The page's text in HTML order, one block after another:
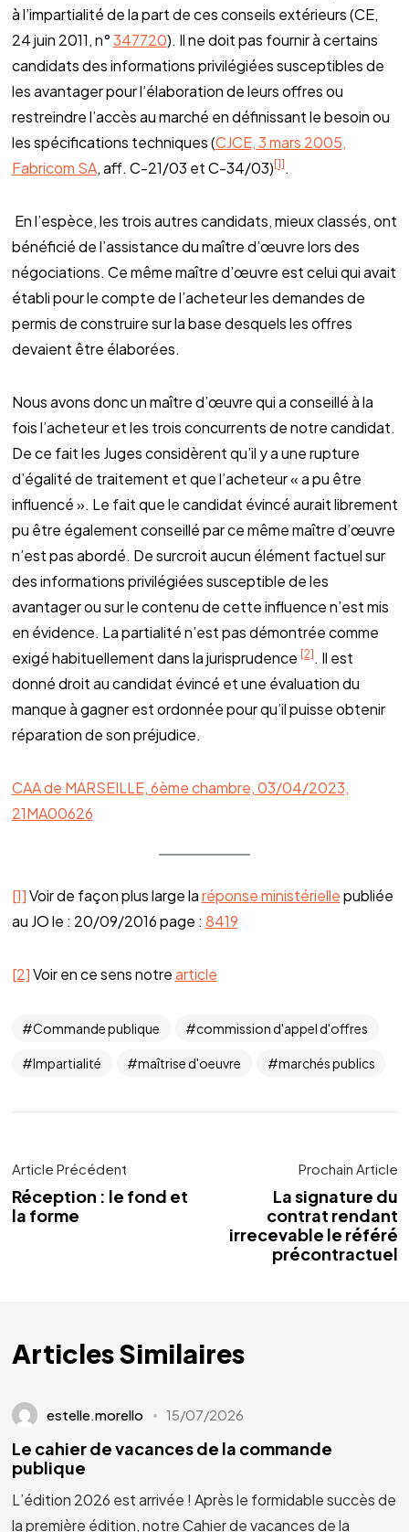
à l’impartialité de la part de ces conseils extérieurs (CE,
24 juin 2011, n°347720). Il ne doit pas fournir à certains
candidats des informations privilégiées susceptibles de
les avantager pour l’élaboration de leurs offres ou
restreindre l’accès au marché en définissant le besoin ou
les spécifications techniques (CJCE, 3 mars 2005,
Fabricom SA, aff. C-21/03 et C-34/03) [1].
En l’espèce, les trois autres candidats, mieux classés, ont
bénéficié de l’assistance du maître d’œuvre lors des
négociations. Ce même maître d’œuvre est celui qui avait
établi pour le compte de l’acheteur les demandes de
permis de construire sur la base desquels les offres
devaient être élaborées.
Nous avons donc un maître d’œuvre qui a conseillé à la
fois l’acheteur et les trois concurrents de notre candidat.
De ce fait les Juges considèrent qu’il y a une rupture
d’égalité de traitement et que l’acheteur « a pu être
influencé ». Le fait que le candidat évincé aurait librement
pu être également conseillé par ce même maître d’œuvre
n’est pas abordé. De surcroit aucun élément factuel sur
des informations privilégiées susceptible de les
avantager ou sur le contenu de cette influence n’est mis
en évidence. La partialité n’est pas démontrée comme
exigé habituellement dans la jurisprudence [2]. Il est
donné droit au candidat évincé et une évaluation du
manque à gagner est ordonnée pour qu’il puisse obtenir
réparation de son préjudice.
CAA de MARSEILLE, 6ème chambre, 03/04/2023,
21MA00626
[1]Voir de façon plus large laréponse ministériellepubliée
au JO le : 20/09/2016 page : 8419
[2]Voir en ce sens notrearticle
Commande publique commission d'appel d'offres
Impartialité maîtrise d'oeuvre marchés publics
Article Précédent
Réception : le fond et
la forme
Prochain Article
La signature du
contrat rendant
irrecevable le référé
précontractuel
Articles Similaires
estelle.morello 15/07/2026
Le cahier de vacances de la commande
publique
L’édition 2026 est arrivée ! Après le formidable succès de
la première édition, notre Cahier de vacances de la